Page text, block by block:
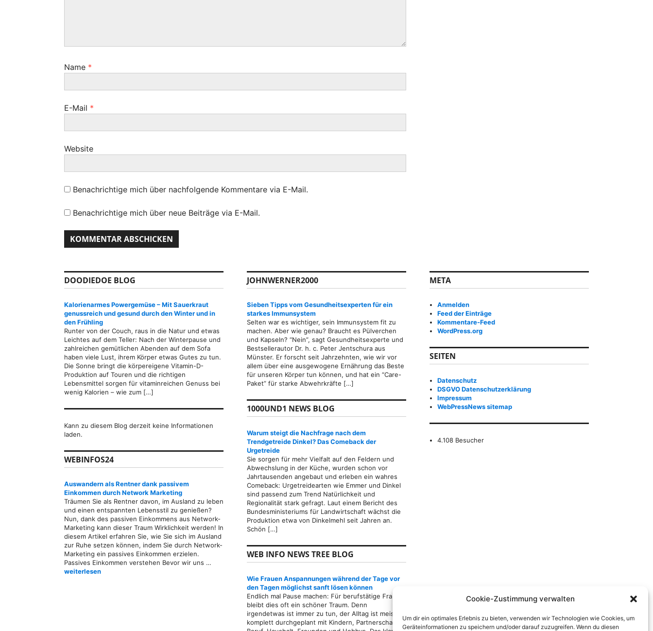
Cookie-Zustimmung verwalten
Um dir ein optimales Erlebnis zu bieten, verwenden wir Technologien wie Cookies, um
Geräteinformationen zu speichern und/oder darauf zuzugreifen. Wenn du diesen
t
o
n
Name *
E-Mail *
Website
Benachrichtige mich über nachfolgende Kommentare via E-Mail.
Benachrichtige mich über neue Beiträge via E-Mail.
DOODIEDOE BLOG
Kalorienarmes Powergemüse – Mit Sauerkraut
genussreich und gesund durch den Winter und in
den Frühling
Runter von der Couch, raus in die Natur und etwas
Leichtes auf dem Teller: Nach der Winterpause und
zahlreichen gemütlichen Abenden auf dem Sofa
haben viele Lust, ihrem Körper etwas Gutes zu tun.
Die Sonne bringt die körpereigene Vitamin-D-
Produktion auf Touren und die richtigen
Lebensmittel sorgen für vitaminreichen Genuss bei
wenig Kalorien – wie zum […]
Kann zu diesem Blog derzeit keine Informationen
laden.
WEBINFOS24
Auswandern als Rentner dank passivem
Einkommen durch Network Marketing
Träumen Sie als Rentner davon, im Ausland zu leben
und einen entspannten Lebensstil zu genießen?
Nun, dank des passiven Einkommens aus Network-
Marketing kann dieser Traum Wirklichkeit werden! In
diesem Artikel erfahren Sie, wie Sie sich im Ausland
zur Ruhe setzen können, indem Sie durch Network-
Marketing ein passives Einkommen erzielen.
Passives Einkommen verstehen Bevor wir uns …
Auswandern als Rentner dank passivem Einkommen durch Network Marketing
weiterlesen
JOHNWERNER2000
Sieben Tipps vom Gesundheitsexperten für ein
starkes Immunsystem
Selten war es wichtiger, sein Immunsystem fit zu
machen. Aber wie genau? Braucht es Pülverchen
und Kapseln? “Nein”, sagt Gesundheitsexperte und
Bestsellerautor Dr. h. c. Peter Jentschura aus
Münster. Er forscht seit Jahrzehnten, wie wir vor
allem über eine ausgewogene Ernährung das Beste
für unseren Körper tun können, und hat ein “Care-
Paket” für starke Abwehrkräfte […]
1000UND1 NEWS BLOG
Warum steigt die Nachfrage nach dem
Trendgetreide Dinkel? Das Comeback der
Urgetreide
Sie sorgen für mehr Vielfalt auf den Feldern und
Abwechslung in der Küche, wurden schon vor
Jahrtausenden angebaut und erleben ein wahres
Comeback: Urgetreidearten wie Emmer und Dinkel
sind passend zum Trend Natürlichkeit und
Regionalität stark gefragt. Laut einem Bericht des
Bundesministeriums für Landwirtschaft wächst die
Produktion etwa von Dinkelmehl seit Jahren an.
Schön […]
WEB INFO NEWS TREE BLOG
Wie Frauen Anspannungen während der Tage vor
den Tagen möglichst sanft lösen können
Endlich mal Pause machen: Für berufstätige Frauen
bleibt dies oft ein schöner Traum. Denn
irgendetwas ist immer zu tun, der Alltag ist meist
komplett durchgeplant mit Kindern, Partnerschaft,
META
Anmelden
Feed der Einträge
Kommentare-Feed
WordPress.org
SEITEN
Datenschutz
DSGVO Datenschutzerklärung
Impressum
WebPressNews sitemap
4.108 Besucher